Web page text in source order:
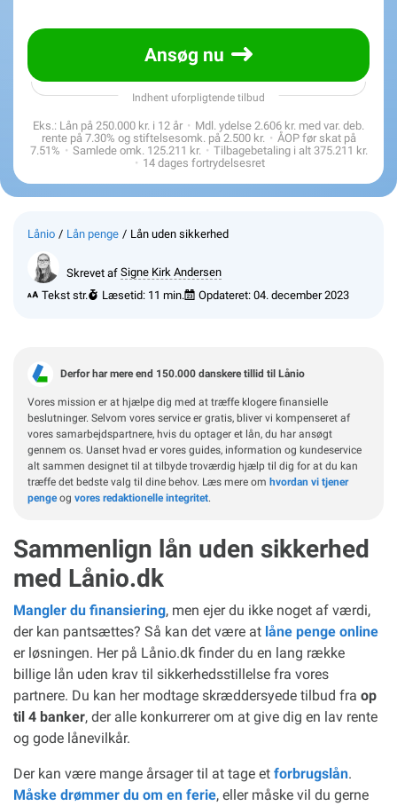
Ansøg nu
Indhent uforpligtende tilbud
Eks.: Lån på 250.000 kr. i 12 år Mdl. ydelse 2.606 kr. med var. deb.
rente på 7.30% og stiftelsesomk. på 2.500 kr.
ÅOP før skat på
7.51% Samlede omk. 125.211 kr. Tilbagebetaling i alt 375.211 kr.
14 dages fortrydelsesret
Lånio Lån penge Lån uden sikkerhed
Tekst str. Læsetid: 11 min. Opdateret: 04. december 2023
Skrevet af Signe Kirk Andersen
Derfor har mere end 150.000 danskere tillid til Lånio
Vores mission er at hjælpe dig med at træffe klogere finansielle
beslutninger. Selvom vores service er gratis, bliver vi kompenseret af
vores samarbejdspartnere, hvis du optager et lån, du har ansøgt
gennem os. Uanset hvad er vores guides, information og kundeservice
alt sammen designet til at tilbyde troværdig hjælp til dig for at du kan
træffe det bedste valg til dine behov. Læs mere om hvordan vi tjener
pengeog vores redaktionelle integritet
Sammenlign lån uden sikkerhed
med Lånio.dk
Mangler du finansiering, men ejer du ikke noget af værdi,
der kan pantsættes? Så kan det være at låne penge online
er løsningen. Her på Lånio.dk finder du en lang række
billige lån uden krav til sikkerhedsstillelse fra vores
partnere. Du kan her modtage skræddersyede tilbud fra op
til 4 banker, der alle konkurrerer om at give dig en lav rente
og gode lånevilkår.
Der kan være mange årsager til at tage et forbrugslån.
Måske drømmer du om en ferie, eller måske vil du gerne